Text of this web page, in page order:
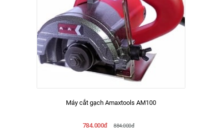
Máy cắt gạch Amaxtools AM100
784.000đ 884.000đ